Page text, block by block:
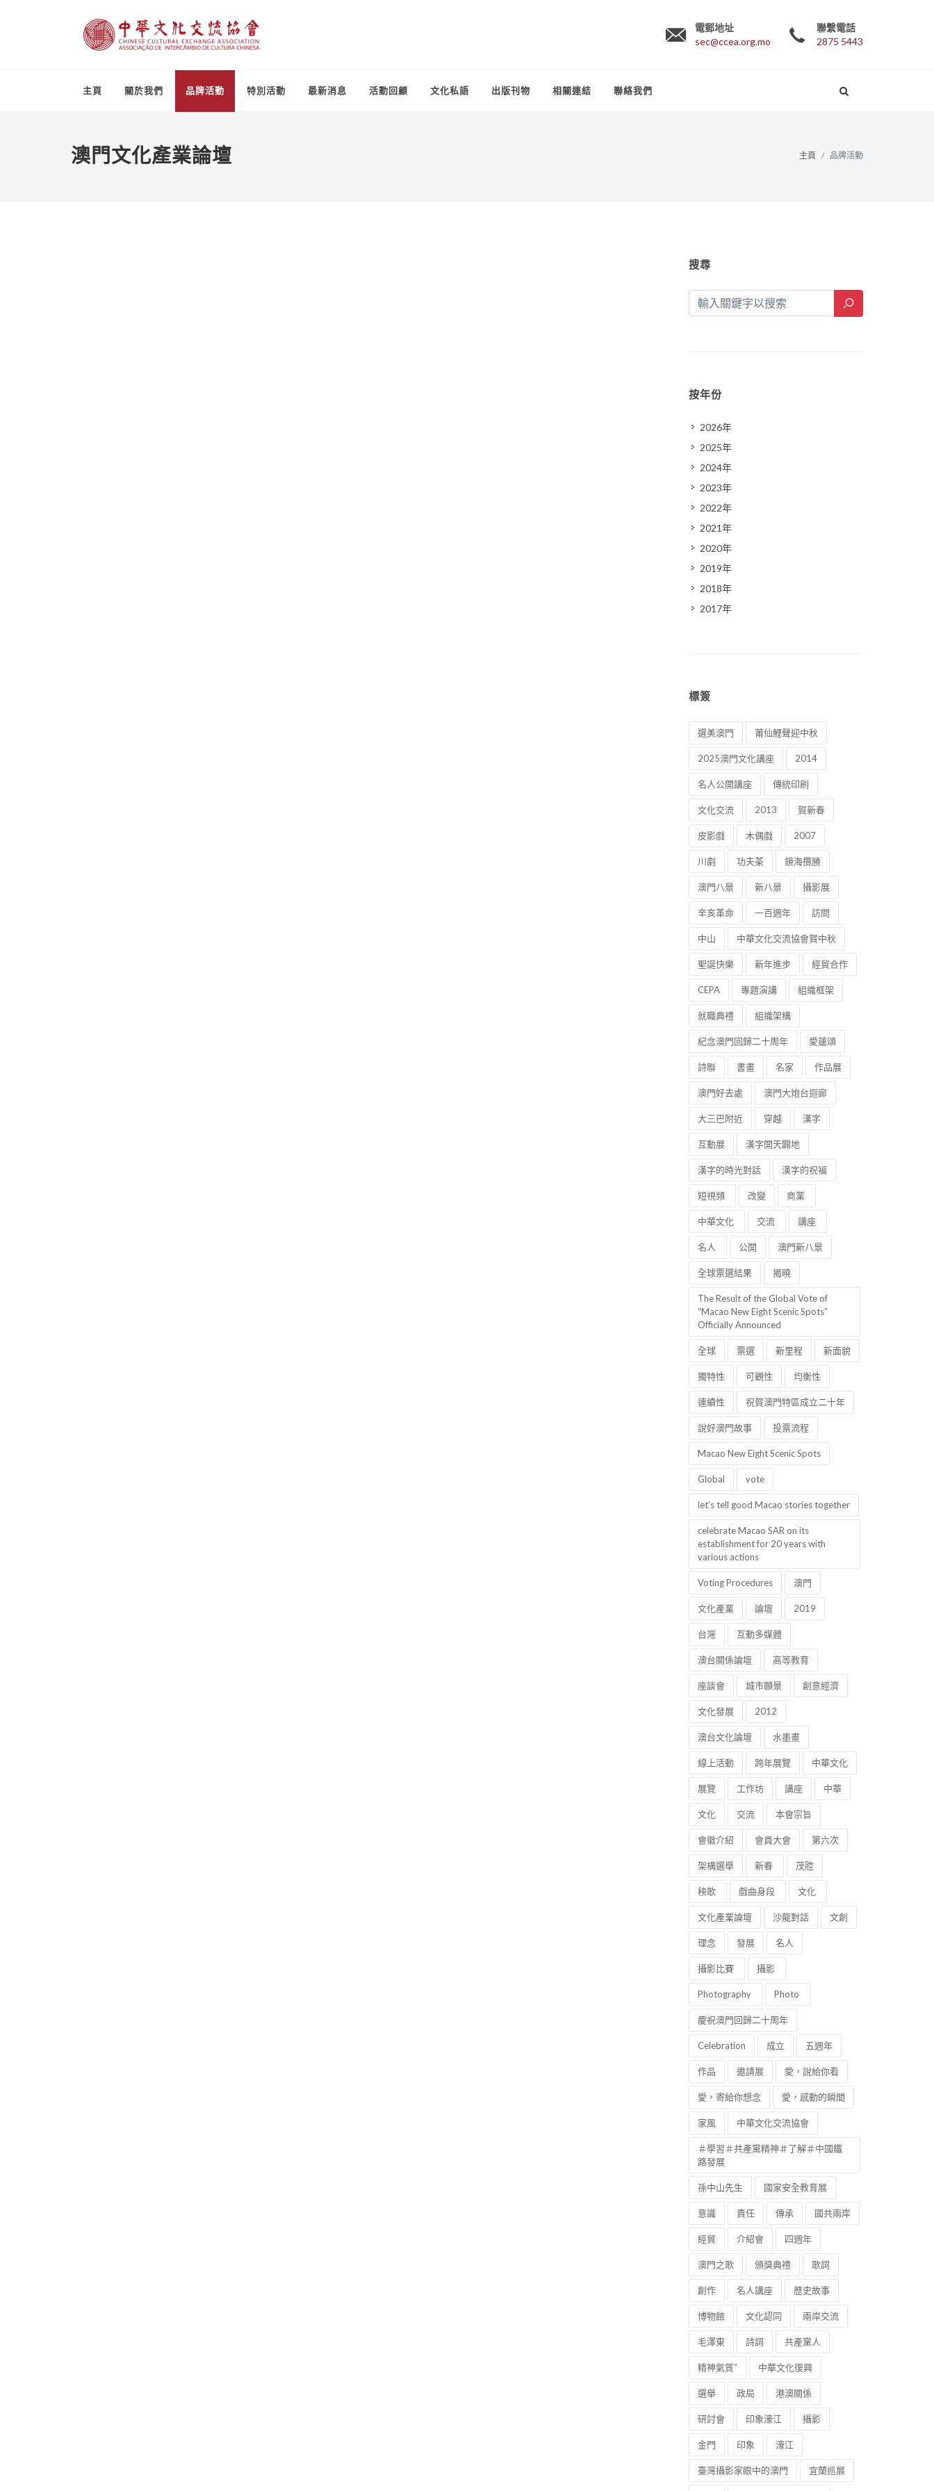
電郵地址
sec@ccea.org.mo
聯繫電話
2875 5443
主頁 關於我們 品牌活動 特別活動 最新消息 活動回顧 文化私語 出版刊物 相關連結 聯絡我們
澳門文化產業論壇 主頁 品牌活動
搜尋
按年份
2026年
2025年
2024年
2023年
2022年
2021年
2020年
2019年
2018年
2017年
標簽
選美澳門 莆仙鯉聲迎中秋
2025澳門文化講座 2014
名人公開講座 傳統印刷
文化交流 2013 賀新春
皮影戲 木偶戲 2007
川劇 功夫茶 鏡海攬勝
澳門八景 新八景 攝影展
辛亥革命 一百週年 訪問
中山 中華文化交流協會賀中秋
聖誕快樂 新年進步 經貿合作
CEPA 專題演講 組織框架
就職典禮 組織架構
紀念澳門回歸二十周年 愛蓮頌
詩聯 書畫 名家 作品展
澳門好去處 澳門大炮台迴廊
大三巴附近 穿越 漢字
互動展 漢字開天闢地
漢字的時光對話 漢字的祝福
短視頻 改變 商業
中華文化 交流 講座
名人 公開 澳門新八景
全球票選結果 揭曉
The Result of the Global Vote of
“Macao New Eight Scenic Spots”
Officially Announced
全球 票選 新里程 新面貌
獨特性 可觀性 均衡性
連續性 祝賀澳門特區成立二十年
說好澳門故事 投票流程
Macao New Eight Scenic Spots
Global vote
let’s tell good Macao stories together
celebrate Macao SAR on its
establishment for 20 years with
various actions
Voting Procedures 澳門
文化產業 論壇 2019
台灣 互動多媒體
澳台關係論壇 高等教育
座談會 城市願景 創意經濟
文化發展 2012
澳台文化論壇 水墨畫
線上活動 跨年展覽 中華文化
展覽 工作坊 講座 中華
文化 交流 本會宗旨
會徽介紹 會員大會 第六次
架構選舉 新春 茂腔
秧歌 戲曲身段 文化
文化產業論壇 沙龍對話 文創
理念 發展 名人
攝影比賽 攝影
Photography Photo
慶祝澳門回歸二十周年
Celebration 成立 五週年
作品 邀請展 愛，說給你看
愛，寄給你想念 愛，感動的瞬間
家風 中華文化交流協會
＃學習＃共產黨精神＃了解＃中國鐵
路發展
孫中山先生 國家安全教育展
意識 責任 傳承 國共兩岸
經貿 介紹會 四週年
澳門之歌 頒獎典禮 歌詞
創作 名人講座 歷史故事
博物館 文化認同 兩岸交流
毛澤東 詩詞 共產黨人
精神氣質” 中華文化復興
選舉 政局 港澳關係
研討會 印象濠江 攝影
金門 印象 濠江
臺灣攝影家眼中的澳門 宜蘭巡展